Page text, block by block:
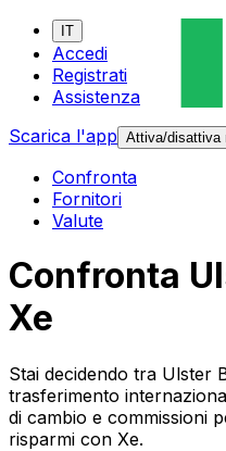
IT
Accedi
Registrati
Assistenza
Scarica l'app Attiva/disattiva
Confronta
Fornitori
Valute
Confronta
Xe
Stai decidendo tra Ulster
trasferimento
di cambio e commissioni
risparmi con Xe.